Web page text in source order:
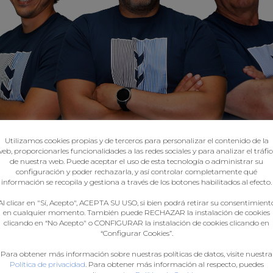
Utilizamos cookies propias y de terceros para personalizar el contenido de la
proporcionarles funcionalidades a las redes sociales y para analizar el
de nuestra web. Puede aceptar el uso de esta tecnología o administrar su
configuración y poder rechazarla, y así controlar completamente qué
información se recopila y gestiona a través de los botones habilitados al efecto.
clicar en "Sí, Acepto", ACEPTA SU USO, si bien podrá retirar su
en cualquier momento. También puede RECHAZAR la instalación de cookies
clicando en “No Acepto" o CONFIGURAR la instalación de cookies clicando en
“Configurar Cookies”.
Para obtener más información sobre nuestras políticas de datos, visite nuestra
Política de privacidad . Para obtener más información al respecto, puedes